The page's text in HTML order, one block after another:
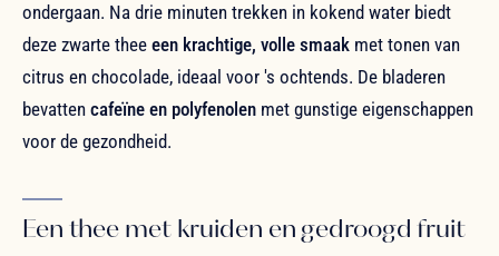
ondergaan. Na drie minuten trekken in kokend water biedt
deze zwarte thee een krachtige, volle smaak met tonen van
citrus en chocolade, ideaal voor 's ochtends. De bladeren
bevatten cafeïne en polyfenolen met gunstige eigenschappen
voor de gezondheid.
Een thee met kruiden en gedroogd fruit